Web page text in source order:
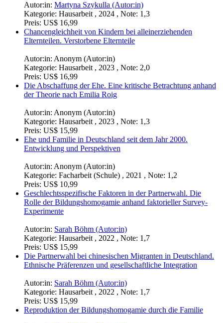
Autor:in: Martyna Szykulla (Autor:in)
Kategorie: Hausarbeit , 2024 , Note: 1,3
Preis: US$ 16,99
Chancengleichheit von Kindern bei alleinerziehenden
Elternteilen. Verstorbene Elternteile
Autor:in: Anonym (Autor:in)
Kategorie: Hausarbeit , 2023 , Note: 2,0
Preis: US$ 16,99
Die Abschaffung der Ehe. Eine kritische Betrachtung anhand
der Theorie nach Emilia Roig
Autor:in: Anonym (Autor:in)
Kategorie: Hausarbeit , 2023 , Note: 1,3
Preis: US$ 15,99
Ehe und Familie in Deutschland seit dem Jahr 2000.
Entwicklung und Perspektiven
Autor:in: Anonym (Autor:in)
Kategorie: Facharbeit (Schule) , 2021 , Note: 1,2
Preis: US$ 10,99
Geschlechtsspezifische Faktoren in der Partnerwahl. Die
Rolle der Bildungshomogamie anhand faktorieller Survey-
Experimente
Autor:in: Sarah Böhm (Autor:in)
Kategorie: Hausarbeit , 2022 , Note: 1,7
Preis: US$ 15,99
Die Partnerwahl bei chinesischen Migranten in Deutschland.
Ethnische Präferenzen und gesellschaftliche Integration
Autor:in: Sarah Böhm (Autor:in)
Kategorie: Hausarbeit , 2022 , Note: 1,7
Preis: US$ 15,99
Reproduktion der Bildungshomogamie durch die Familie